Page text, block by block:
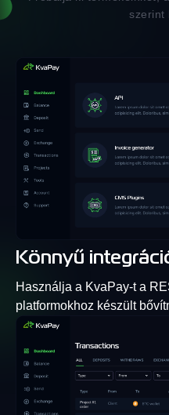
szerint
Könnyű
Használja a KvaPay-t a
platformokhoz készült